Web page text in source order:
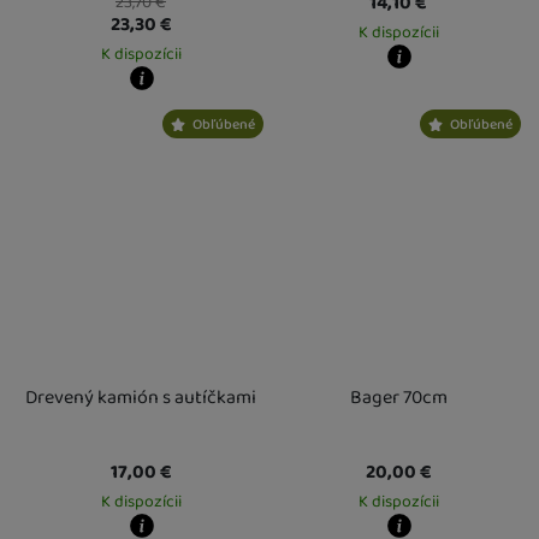
23,30€
K dispozícii
Kdy zboží dostanete?
Osobný odber vo výdajnom mieste
K dispozícii
Osobný odber vo výdajnom mieste
Obľúbené
Drevený kamión s autíčkami
17,00€
K dispozícii
Obľúbené
Bager 70cm
20,00€
K dispozícii